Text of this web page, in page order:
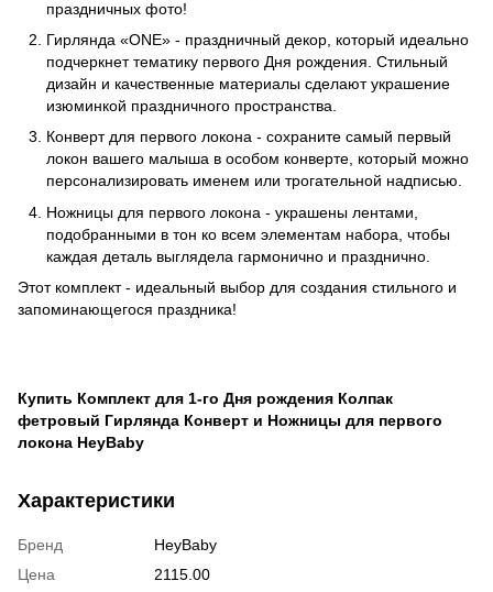
праздничных фото!
Гирлянда «ONE» - праздничный декор, который идеально
подчеркнет тематику первого Дня рождения. Стильный
дизайн и качественные материалы сделают украшение
изюминкой праздничного пространства.
Конверт для первого локона - сохраните самый первый
локон вашего малыша в особом конверте, который можно
персонализировать именем или трогательной надписью.
Ножницы для первого локона - украшены лентами,
подобранными в тон ко всем элементам набора, чтобы
каждая деталь выглядела гармонично и празднично.
Этот комплект - идеальный выбор для создания стильного и
запоминающегося праздника!
Купить Комплект для 1-го Дня рождения Колпак
фетровый Гирлянда Конверт и Ножницы для первого
локона HeyBaby
Характеристики
Бренд
HeyBaby
Цена
2115.00